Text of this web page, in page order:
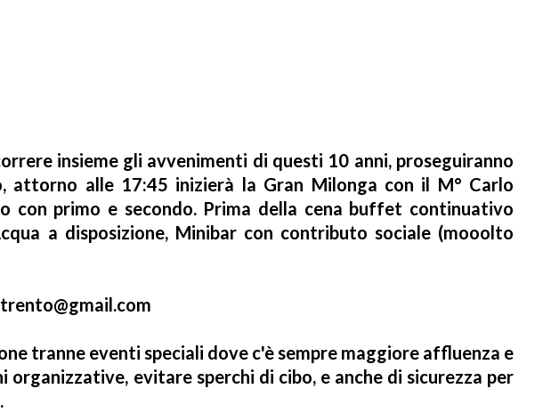
insieme gli avvenimenti di questi 10 anni, proseguiranno
attorno alle 17:45 inizierà la Gran Milonga con il M° Carlo
con primo e secondo. Prima della cena buffet continuativo
a disposizione, Minibar con contributo sociale (mooolto
tranne eventi speciali dove c'è sempre maggiore affluenza e
evitare sperchi di cibo, e anche di sicurezza per